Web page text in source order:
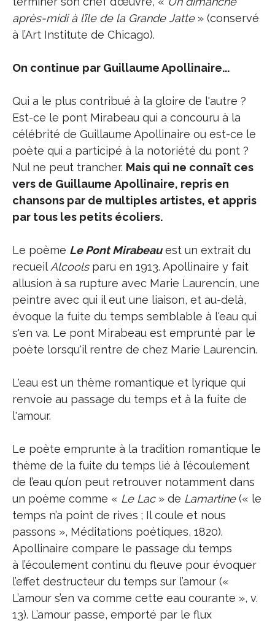
après-midi à l’île de la Grande Jatte » (conservé
à l’Art Institute de Chicago).
On continue par Guillaume Apollinaire...
Qui a le plus contribué à la gloire de l'autre ?
Est-ce le pont Mirabeau qui a concouru à la
célébrité de Guillaume Apollinaire ou est-ce le
poète qui a participé à la notoriété du pont ?
Nul ne peut trancher. Mais qui ne connaît ces
vers de Guillaume Apollinaire, repris en
chansons par de multiples artistes, et appris
par tous les petits écoliers.
Le poème Le Pont Mirabeauest un extrait du
recueil Alcoolsparu en 1913. Apollinaire y fait
allusion à sa rupture avec Marie Laurencin, une
peintre avec qui il eut une liaison, et au-delà,
évoque la fuite du temps semblable à l'eau qui
s'en va. Le pont Mirabeau est emprunté par le
poète lorsqu'il rentre de chez Marie Laurencin.
L'eau est un thème romantique et lyrique qui
renvoie au passage du temps et à la fuite de
l'amour.
Le poète emprunte à la tradition romantique le
thème de la fuite du temps lié à l’écoulement
de l’eau qu’on peut retrouver notamment dans
un poème comme « Le Lac» de Lamartine(« le
temps n’a point de rives ; Il coule et nous
passons », Méditations poétiques, 1820).
Apollinaire compare le passage du temps
à l’écoulement continu du fleuve pour évoquer
l’effet destructeur du temps sur l’amour («
L’amour s’en va comme cette eau courante », v.
13). L’amour passe, emporté par le flux